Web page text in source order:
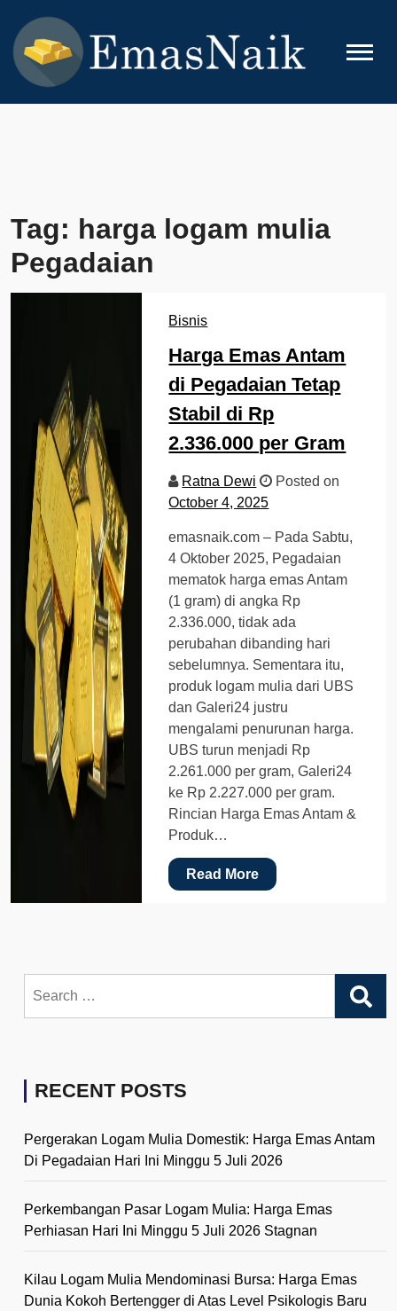
content
EMASNAIK
Topik Seputar Emas
Tag: harga logam mulia
Pegadaian
Bisnis
Harga Emas Antam
di Pegadaian Tetap
Stabil di Rp
2.336.000 per Gram
Ratna Dewi
Posted on
October 4, 2025
emasnaik.com – Pada Sabtu,
4 Oktober 2025, Pegadaian
mematok harga emas Antam
(1 gram) di angka Rp
2.336.000, tidak ada
perubahan dibanding hari
sebelumnya. Sementara itu,
produk logam mulia dari UBS
dan Galeri24 justru
mengalami penurunan harga.
UBS turun menjadi Rp
2.261.000 per gram, Galeri24
ke Rp 2.227.000 per gram.
Rincian Harga Emas Antam &
Produk…
Read More
for:
RECENT POSTS
Pergerakan Logam Mulia Domestik: Harga Emas Antam
Di Pegadaian Hari Ini Minggu 5 Juli 2026
Perkembangan Pasar Logam Mulia: Harga Emas
Perhiasan Hari Ini Minggu 5 Juli 2026 Stagnan
Kilau Logam Mulia Mendominasi Bursa: Harga Emas
Dunia Kokoh Bertengger di Atas Level Psikologis Baru